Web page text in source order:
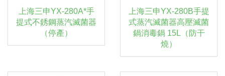
上海三申YX-280A*手
提式不銹鋼蒸汽滅菌器
（停產）
上海三申YX-280B手提
式蒸汽滅菌器高壓滅菌
鍋消毒鍋 15L（防干
燒）